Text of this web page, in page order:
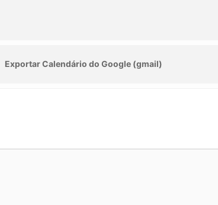
Exportar Calendário do Google (gmail)